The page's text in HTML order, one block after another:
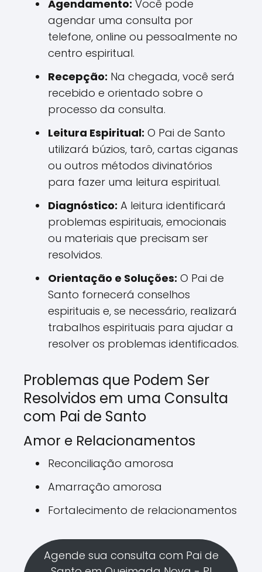
Agendamento: Você pode
agendar uma consulta por
telefone, online ou pessoalmente no
centro espiritual.
Recepção: Na chegada, você será
recebido e orientado sobre o
processo da consulta.
Leitura Espiritual: O Pai de Santo
utilizará búzios, tarô, cartas ciganas
ou outros métodos divinatórios
para fazer uma leitura espiritual.
Diagnóstico: A leitura identificará
problemas espirituais, emocionais
ou materiais que precisam ser
resolvidos.
Orientação e Soluções: O Pai de
Santo fornecerá conselhos
espirituais e, se necessário, realizará
trabalhos espirituais para ajudar a
resolver os problemas identificados.
Problemas que Podem Ser
Resolvidos em uma Consulta
com Pai de Santo
Amor e Relacionamentos
Reconciliação amorosa
Amarração amorosa
Fortalecimento de relacionamentos
Agende sua consulta com Pai de